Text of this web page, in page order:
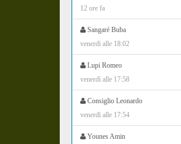
12 ore fa
Sangaré Buba
venerdì alle 18:02
Lupi Romeo
venerdì alle 17:58
Consiglio Leonardo
venerdì alle 17:54
Younes Amin